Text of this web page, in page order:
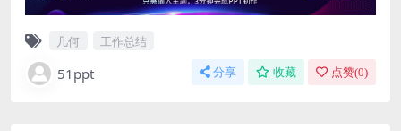
几何 工作总结
51ppt 分享 收藏 点赞(0)